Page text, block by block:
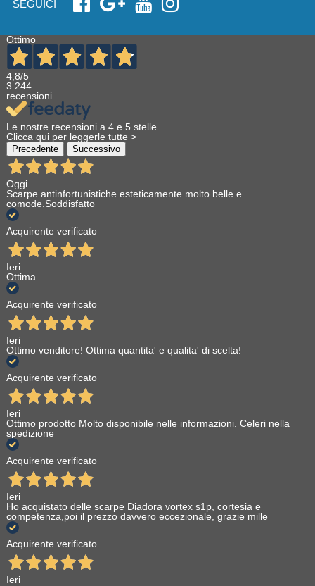
SEGUICI
Ottimo
4,8/5
3.244
recensioni
Le nostre recensioni a 4 e 5 stelle.
Clicca qui per leggerle tutte >
Precedente Successivo
Oggi
Scarpe antinfortunistiche esteticamente molto belle e
comode.Soddisfatto
Acquirente verificato
Ieri
Ottima
Acquirente verificato
Ieri
Ottimo venditore! Ottima quantita' e qualita' di scelta!
Acquirente verificato
Ieri
Ottimo prodotto Molto disponibile nelle informazioni. Celeri nella
spedizione
Acquirente verificato
Ieri
Ho acquistato delle scarpe Diadora vortex s1p, cortesia e
competenza,poi il prezzo davvero eccezionale, grazie mille
Acquirente verificato
Ieri